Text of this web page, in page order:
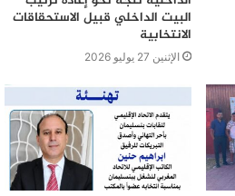
البيت الداخلي قبيل الاستحقاقات
الانتخابية
الإثنين 27 يوليو 2026